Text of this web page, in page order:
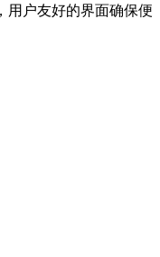
用户友好的界面确保便